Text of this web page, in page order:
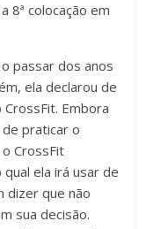
8ª colocação em
passar dos anos
ela declarou de
Embora
praticar o
CrossFit
ela irá usar de
dizer que não
sua decisão.